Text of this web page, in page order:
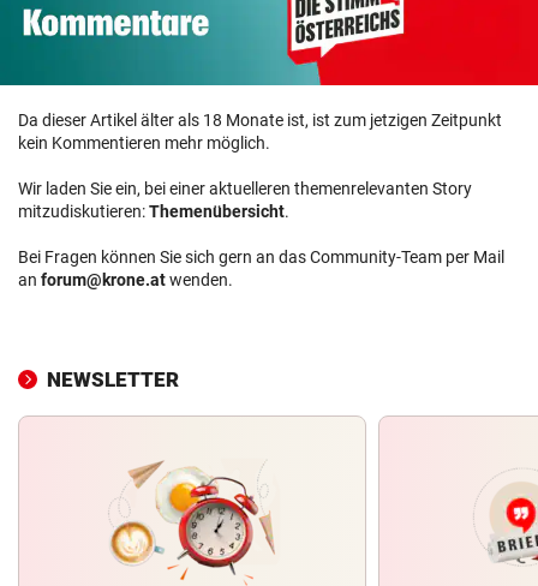
Da dieser Artikel älter als 18 Monate ist, ist zum jetzigen Zeitpunkt
kein Kommentieren mehr möglich.
Wir laden Sie ein, bei einer aktuelleren themenrelevanten Story
mitzudiskutieren:Themenübersicht.
Bei Fragen können Sie sich gern an das Community-Team per Mail
an forum@krone.atwenden.
NEWSLETTER